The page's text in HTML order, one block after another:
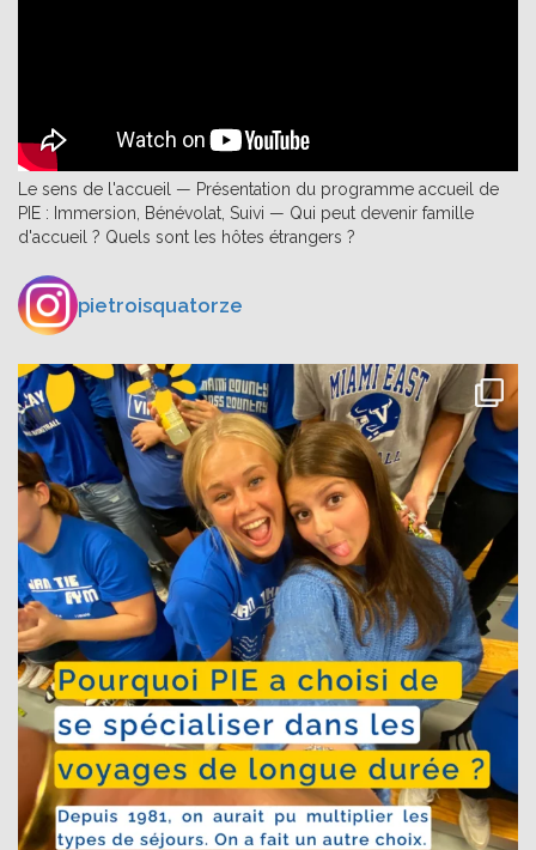
Le sens de l'accueil — Présentation du programme accueil de
PIE : Immersion, Bénévolat, Suivi — Qui peut devenir famille
d'accueil ? Quels sont les hôtes étrangers ?
pietroisquatorze